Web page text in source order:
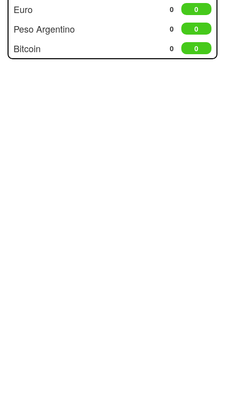
Euro 0 0
Peso Argentino 0 0
Bitcoin 0 0